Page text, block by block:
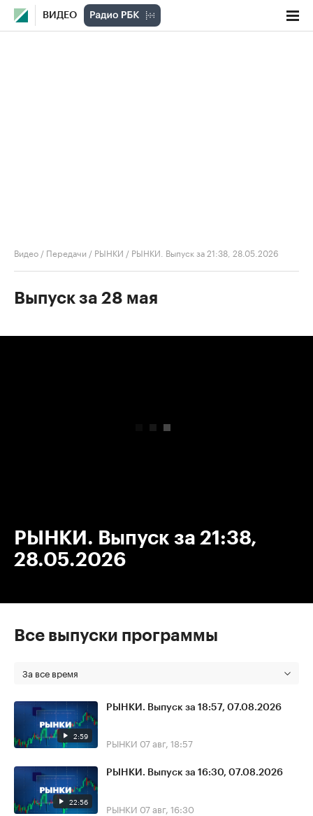
ВИДЕО
Видео / Передачи / РЫНКИ / РЫНКИ. Выпуск за 21:38, 28.05.2026
Выпуск за 28 мая
РЫНКИ. Выпуск за 21:38,
28.05.2026
Все выпуски программы
За все время
2:59
РЫНКИ. Выпуск за 18:57, 07.08.2026
РЫНКИ 07 авг, 18:57
22:56
РЫНКИ. Выпуск за 16:30, 07.08.2026
РЫНКИ 07 авг, 16:30